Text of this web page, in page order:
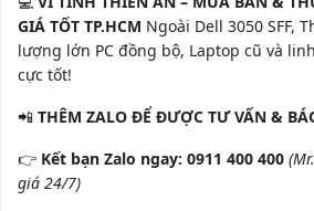
GIÁ TỐT TP.HCM Ngoài Dell 3050 SFF,
lượng lớn PC đồng bộ, Laptop cũ và
cực tốt!
📲 THÊM ZALO ĐỂ ĐƯỢC TƯ VẤN &
👉 Kết bạn Zalo ngay: 0911 400 400
giá 24/7)